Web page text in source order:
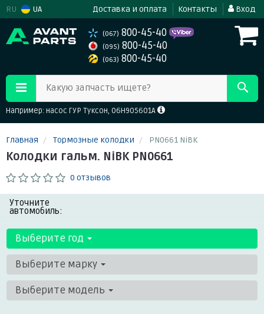
RU UA Доставка и оплата Контакты Вход
(067) 800-45-40
(095) 800-45-40
(063) 800-45-40
Какую запчасть ищете?
Например: насос ГУР Туксон, 06H905601A
Главная Тормозные колодки PN0661 NiBK
Колодки гальм. NiBK PN0661
0 отзывов
Уточните
автомобиль:
Выберите год
Выберите марку
Выберите модель